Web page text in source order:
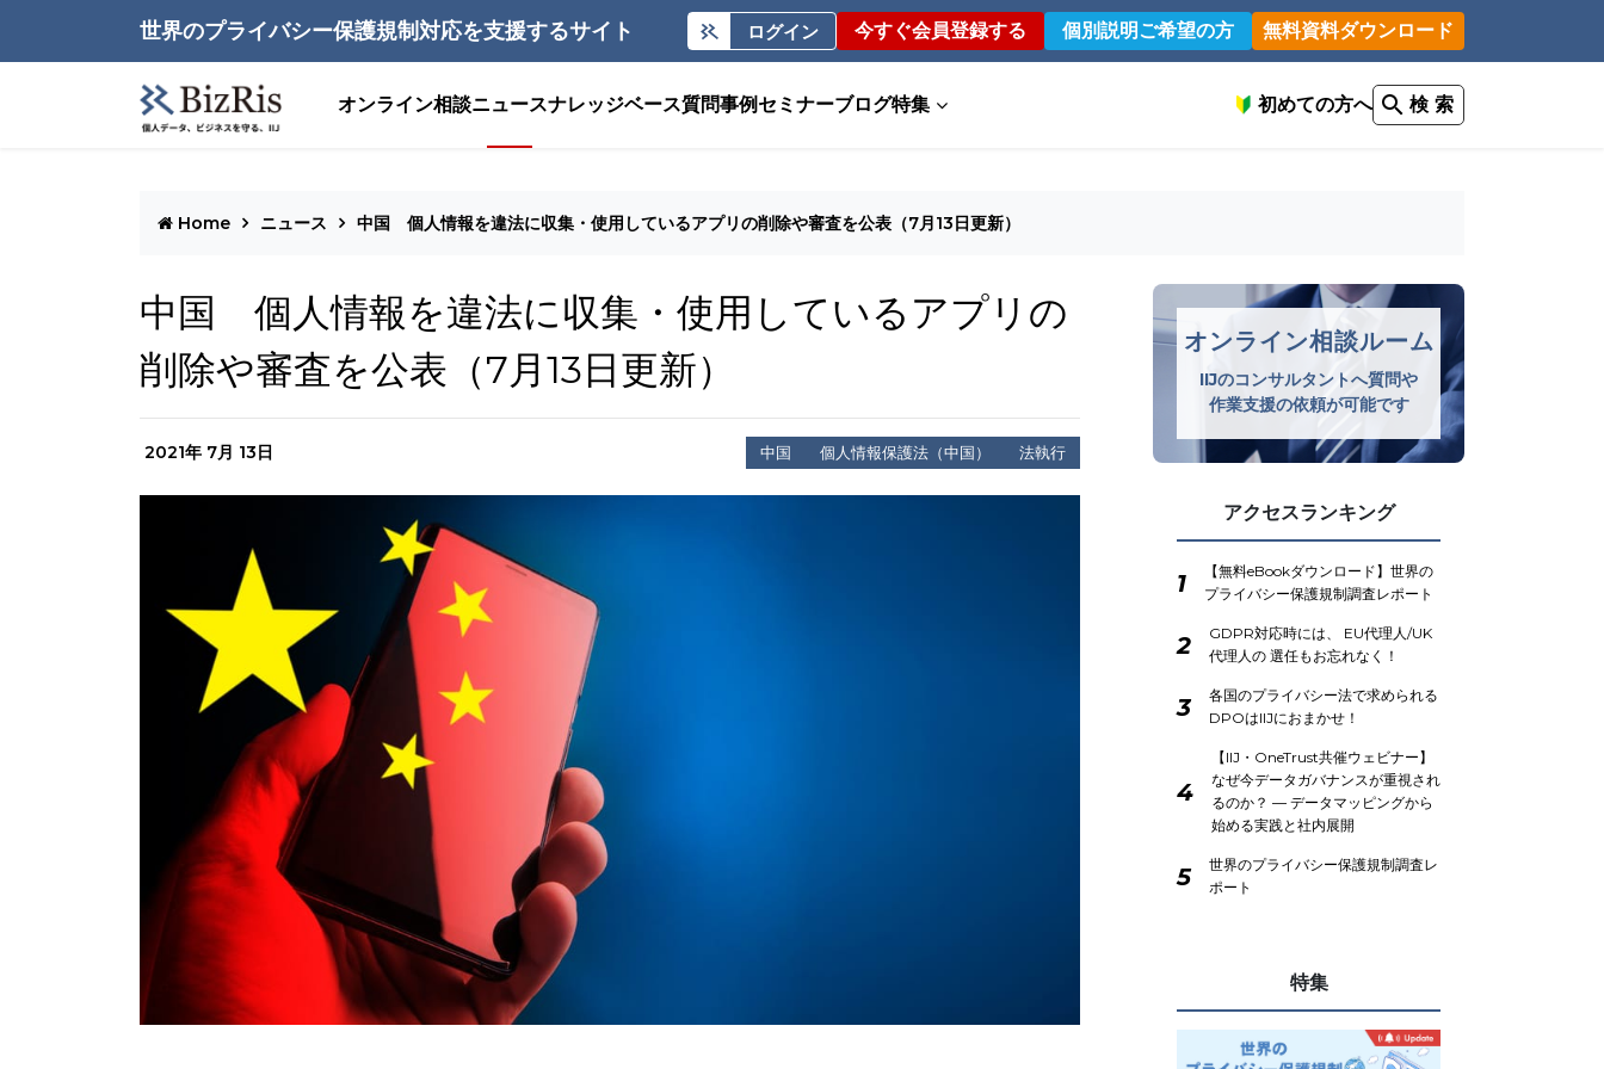
世界のプライバシー保護規制対応を支援するサイト ログイン 今すぐ会員登録する 個別説明ご希望の方 無料資料ダウンロード
オンライン相談ニュースナレッジベース質問事例 セミナーブログ特集 初めての方へ 検 索
Home ニュース 中国 個人情報を違法に収集・使用しているアプリの削除や審査を公表（7月13日更新）
中国 個人情報を違法に収集・使用しているアプリの
削除や審査を公表（7月13日更新）
2021年 7月 13日 中国 個人情報保護法（中国） 法執行
オンライン相談ルーム
IIJのコンサルタントへ質問や
作業支援の依頼が可能です
アクセスランキング
1
【無料eBookダウンロード】世界の
プライバシー保護規制調査レポート
2
GDPR対応時には、 EU代理人/UK
代理人の 選任もお忘れなく！
3
各国のプライバシー法で求められる
DPOはIIJにおまかせ！
4
【IIJ・OneTrust共催ウェビナー】
なぜ今データガバナンスが重視され
るのか？ ― データマッピングから
始める実践と社内展開
5
世界のプライバシー保護規制調査レ
ポート
特集